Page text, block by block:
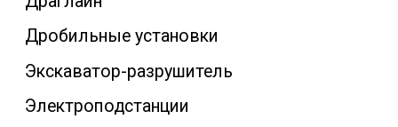
Дробильные установки
Экскаватор-разрушитель
Электроподстанции